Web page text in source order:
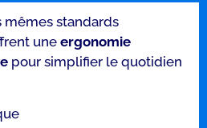
mêmes standards
uneergonomie
pour simplifier le quotidien